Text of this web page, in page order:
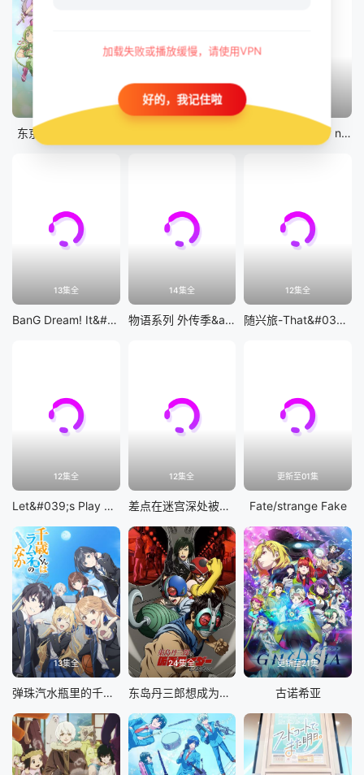
东京猫猫 NEW～♡
12集全
剧场版 Fate/stay night [Heaven&#039;s Feel] III.spring song
13集全
BanG Dream! It&#039;s MyGO!!!!!
14集全
物语系列 外传季&amp;怪物季
12集全
随兴旅-That&#039;s Journey-
12集全
Let&#039;s Play 充满挑战的人生
12集全
差点在迷宫深处被信任的伙伴杀掉，但靠着天赐技能「无限扭蛋」获得等级9999的伙伴，我要向前队友和世界展开复仇&amp;「给他们好看！」
更新至01集
Fate/strange Fake
13集全
弹珠汽水瓶里的千岁同学
24集全
东岛丹三郎想成为假面骑士
更新至21集
古诺希亚
加载失败或播放缓慢，请使用VPN
好的，我记住啦